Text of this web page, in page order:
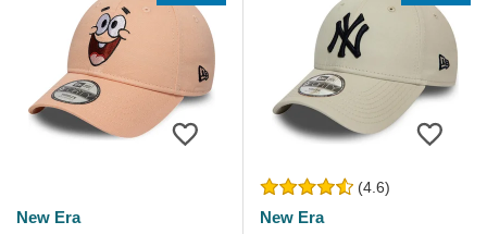
New Era
(4.6)
New Era